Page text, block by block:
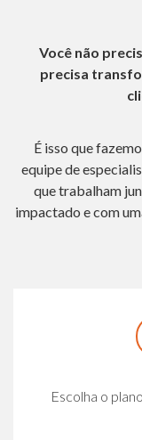
Você não
precisa
É isso que
equipe de
que trabalham
impactado e com
Escolha o